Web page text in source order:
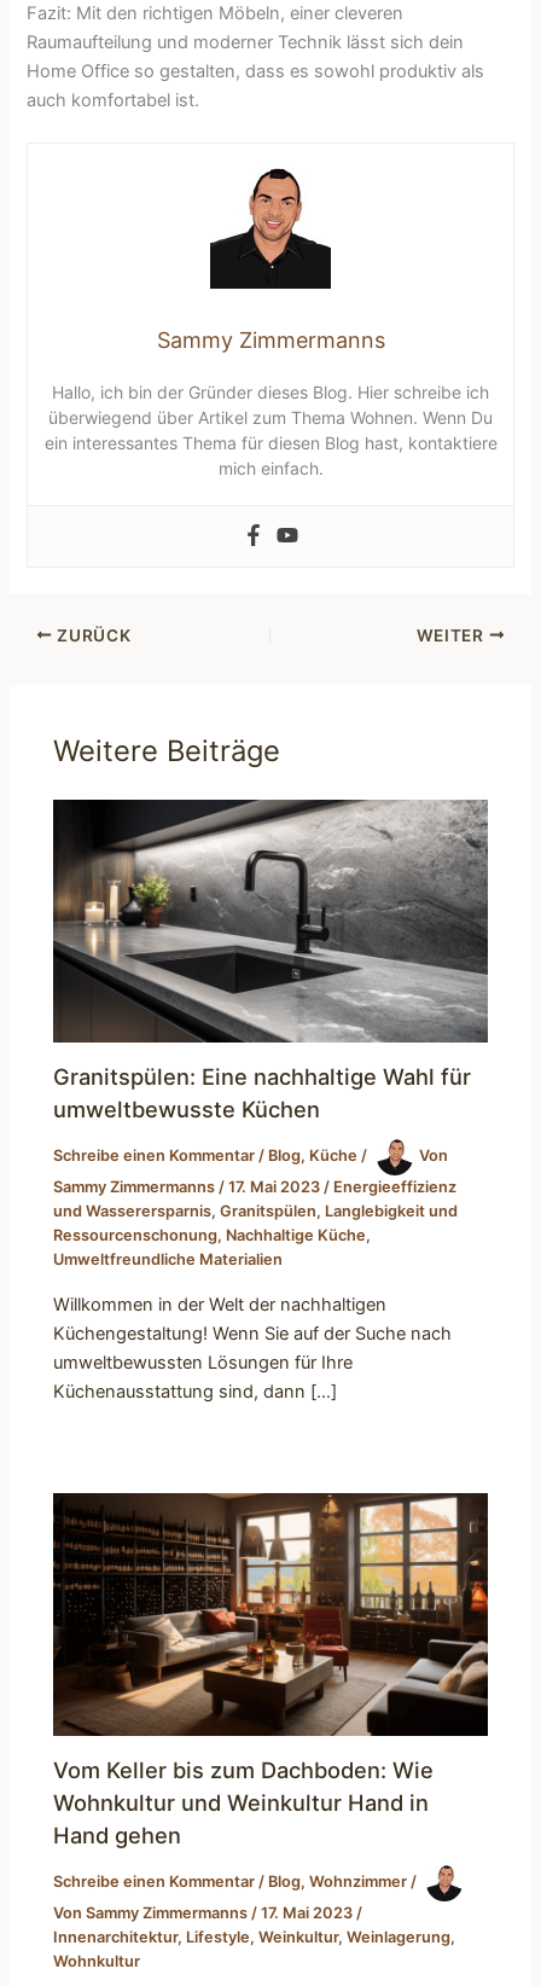
Fazit: Mit den richtigen Möbeln, einer cleveren
Raumaufteilung und moderner Technik lässt sich dein
Home Office so gestalten, dass es sowohl produktiv als
auch komfortabel ist.
Sammy Zimmermanns
Hallo, ich bin der Gründer dieses Blog. Hier schreibe ich
überwiegend über Artikel zum Thema Wohnen. Wenn Du
ein interessantes Thema für diesen Blog hast, kontaktiere
mich einfach.
ZURÜCK WEITER
Weitere Beiträge
Granitspülen: Eine nachhaltige Wahl für
umweltbewusste Küchen
Schreibe einen Kommentar / Blog, Küche /
Von
Sammy Zimmermanns /17. Mai 2023 / Energieeffizienz
und Wasserersparnis,Granitspülen, Langlebigkeit und
Ressourcenschonung, Nachhaltige Küche,
Umweltfreundliche Materialien
Willkommen in der Welt der nachhaltigen
Küchengestaltung! Wenn Sie auf der Suche nach
umweltbewussten Lösungen für Ihre
Küchenausstattung sind, dann […]
Vom Keller bis zum Dachboden: Wie
Wohnkultur und Weinkultur Hand in
Hand gehen
Schreibe einen Kommentar / Blog,Wohnzimmer /
VonSammy Zimmermanns /17. Mai 2023 /
Innenarchitektur, Lifestyle,Weinkultur,Weinlagerung,
Wohnkultur